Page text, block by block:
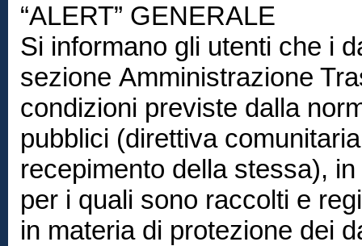
“ALERT” GENERALE
Si informano gli utenti che i
sezione Amministrazione
condizioni previste dalla
pubblici (direttiva
recepimento della stessa),
per i quali sono raccolti e
in materia di protezione dei